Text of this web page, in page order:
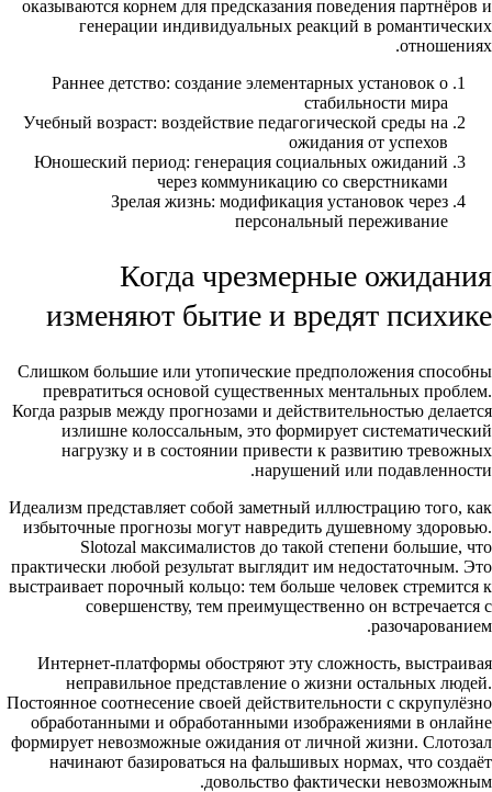
оказываются корнем для предсказания поведения партнёров и
генерации индивидуальных реакций в романтических
отношениях.
Раннее детство: создание элементарных установок о
стабильности мира
Учебный возраст: воздействие педагогической среды на
ожидания от успехов
Юношеский период: генерация социальных ожиданий
через коммуникацию со сверстниками
Зрелая жизнь: модификация установок через
персональный переживание
Когда чрезмерные ожидания
изменяют бытие и вредят психике
Слишком большие или утопические предположения способны
превратиться основой существенных ментальных проблем.
Когда разрыв между прогнозами и действительностью делается
излишне колоссальным, это формирует систематический
нагрузку и в состоянии привести к развитию тревожных
нарушений или подавленности.
Идеализм представляет собой заметный иллюстрацию того, как
избыточные прогнозы могут навредить душевному здоровью.
Slotozal максималистов до такой степени большие, что
практически любой результат выглядит им недостаточным. Это
выстраивает порочный кольцо: тем больше человек стремится к
совершенству, тем преимущественно он встречается с
разочарованием.
Интернет-платформы обостряют эту сложность, выстраивая
неправильное представление о жизни остальных людей.
Постоянное соотнесение своей действительности с скрупулёзно
обработанными и обработанными изображениями в онлайне
формирует невозможные ожидания от личной жизни. Слотозал
начинают базироваться на фальшивых нормах, что создаёт
довольство фактически невозможным.